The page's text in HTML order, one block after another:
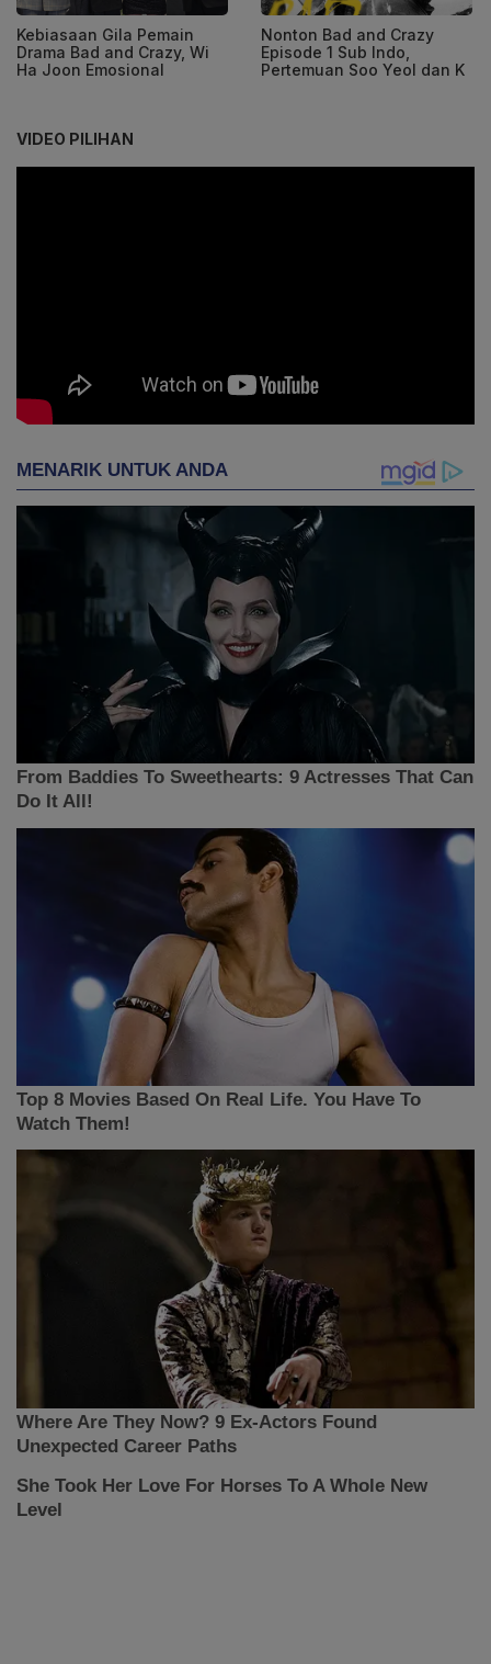
Kebiasaan Gila Pemain
Drama Bad and Crazy, Wi
Ha Joon Emosional
Nonton Bad and Crazy
Episode 1 Sub Indo,
Pertemuan Soo Yeol dan K
VIDEO PILIHAN